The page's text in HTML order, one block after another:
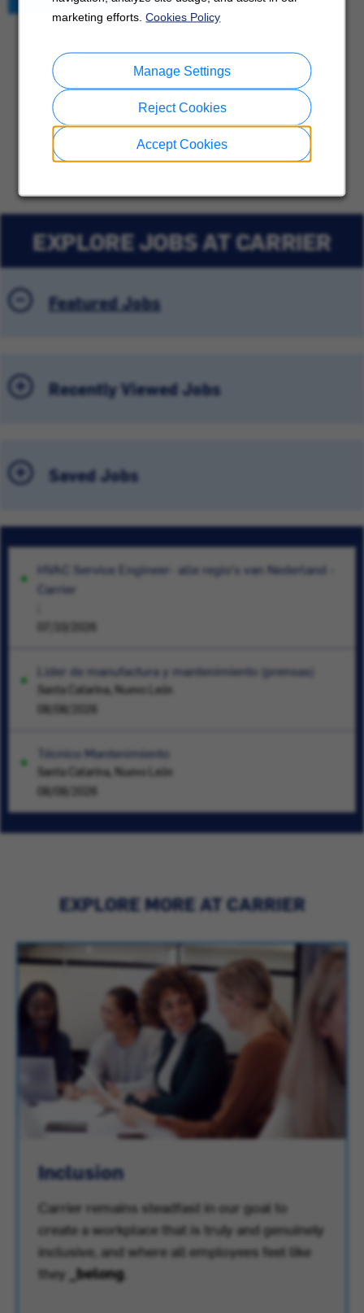
marketing efforts.Cookies Policy
Accept Cookies
Reject Cookies
Manage Settings
EXPLORE JOBS AT CARRIER
Featured Jobs
Recently Viewed Jobs
Saved Jobs
HVAC Service Engineer- alle regio's van Nederland -
Carrier
07/10/2026
Lider de manufactura y mantenimiento (prensas)
Santa Catarina, Nuevo León
08/08/2026
Técnico Mantenimiento
Santa Catarina, Nuevo León
08/08/2026
EXPLORE MORE AT CARRIER
Inclusion
Carrier remains steadfast in our goal to
create a workplace that is truly and genuinely
inclusive, and where all employees feel like
they _belong.